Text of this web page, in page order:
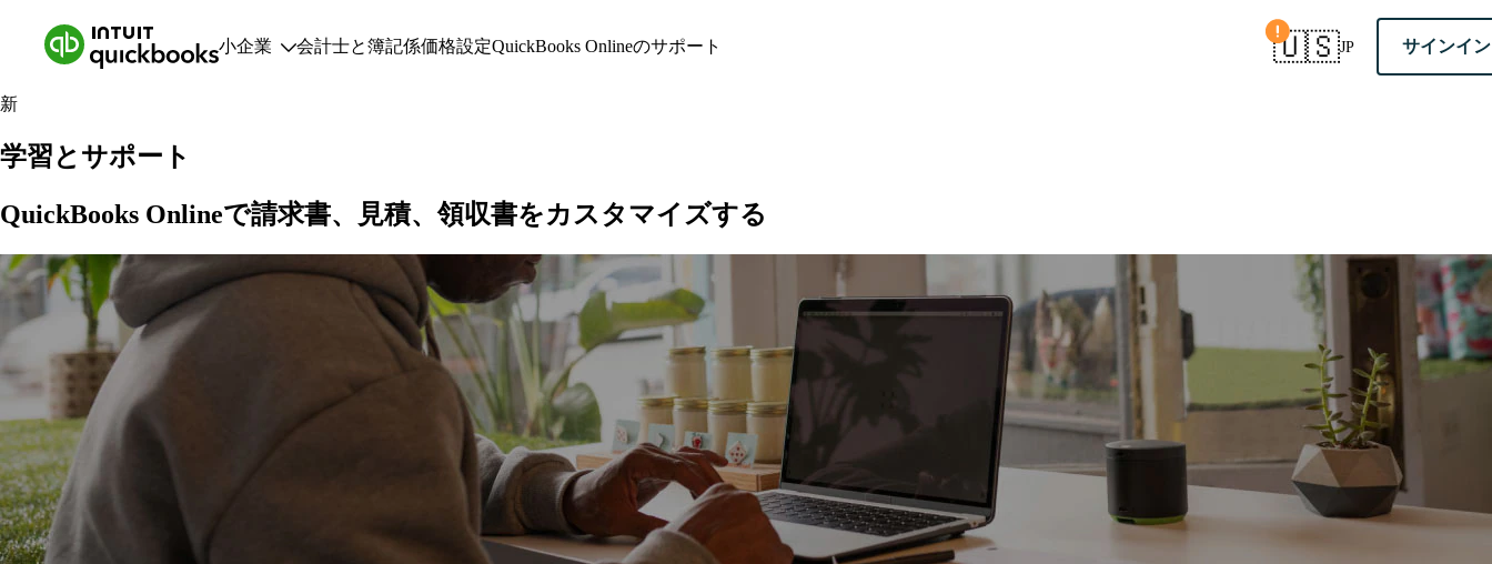
小企業 会計士と簿記係価格設定QuickBooks Onlineのサポート 🇺🇸JP サインイ
小企業
プランと価格設定
クラウド会計
請求書作成
プロジェクトの収益性
会計レポート
在庫管理
GSTおよびVATの追跡
経費の追跡
モバイル会計アプリ
すべての機能を表示
国を確認
新
学習とサポート
QuickBooks Onlineで請求書、見積、領収書をカスタマイズする